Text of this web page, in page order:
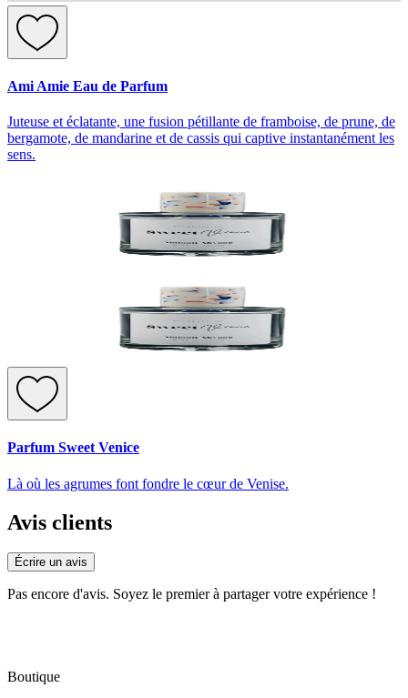
Ami Amie Eau de Parfum
Juteuse et éclatante, une fusion pétillante de framboise, de prune, de
bergamote, de mandarine et de cassis qui captive instantanément les
sens.
Parfum Sweet Venice
Là où les agrumes font fondre le cœur de Venise.
Avis clients
Écrire un avis
Pas encore d'avis. Soyez le premier à partager votre expérience !
Boutique